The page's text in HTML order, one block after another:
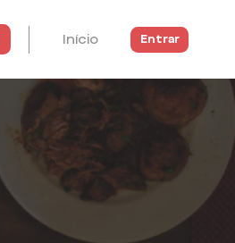
Início Entrar